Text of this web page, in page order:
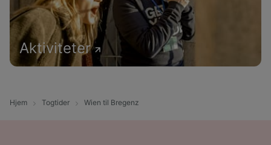
Aktiviteter
Hjem Togtider Wien til Bregenz